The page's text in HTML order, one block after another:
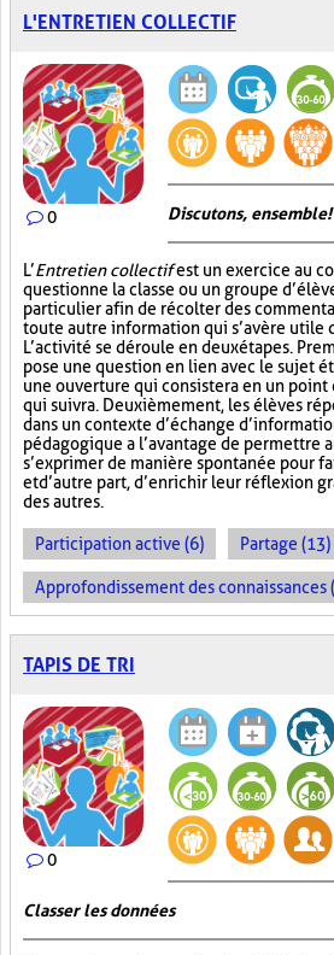
L'ENTRETIEN COLLECTIF
0 Discutons, ensemble!
L’Entretien collectifest un exercice au
questionne la classe ou un groupe
particulier afin de récolter des
toute autre information qui s’avère utile
L’activité se déroule en deux étapes.
pose une question en lien avec le sujet
une ouverture qui consistera en un point
qui suivra. Deuxièmement, les élèves
dans un contexte d’échange
pédagogique a l’avantage de permettre
s’exprimer de manière spontanée pour
et d’autre part, d’enrichir leur réflexion
des autres.
Participation active (6) Partage (13)
Approfondissement des connaissances
TAPIS DE TRI
0
Classer les données